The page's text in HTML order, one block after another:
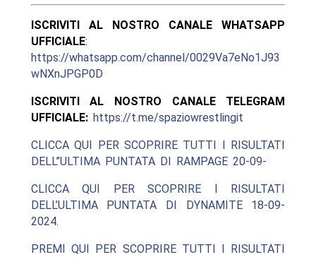
ISCRIVITI AL NOSTRO CANALE WHATSAPP
UFFICIALE:
https://whatsapp.com/channel/0029Va7eNo1J93
wNXnJPGP0D
ISCRIVITI AL NOSTRO CANALE TELEGRAM
UFFICIALE: https://t.me/spaziowrestlingit
CLICCA QUI PER SCOPRIRE TUTTI I RISULTATI
DELL”ULTIMA PUNTATA DI RAMPAGE 20-09-
CLICCA QUI PER SCOPRIRE I RISULTATI
DELL’ULTIMA PUNTATA DI DYNAMITE 18-09-
2024.
PREMI QUI PER SCOPRIRE TUTTI I RISULTATI